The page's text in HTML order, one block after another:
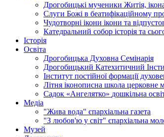
Дрогобицькі мученики Житія,
Слуги Божі в беатифікаційному
Чудотворні ікони ікони та
Катедральний собор історія та
Історія
Освіта
Дрогобицька Духовна Семінарія
Дрогобицький Катехитичний
Інститут постійної формації
Літня іконописна школа церковне
Садок «Ангелятко» дошкільна
Медіа
"Жива вода" єпархіальна газета
"З любов'ю у світ" єпархіальна
Музей